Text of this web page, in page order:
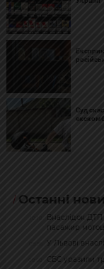
Суд
Останні
Внаслідок ДТП
пасажир
У Львові
СБС уразили